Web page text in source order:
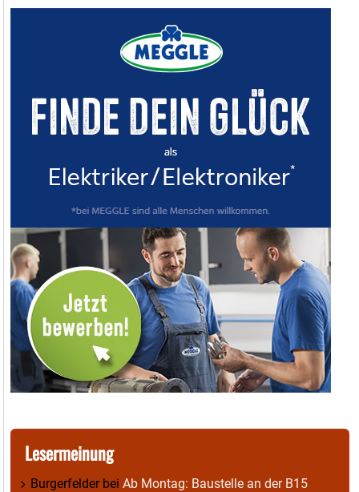
Lesermeinung
Burgerfelderbei Ab Montag: Baustelle an der B15